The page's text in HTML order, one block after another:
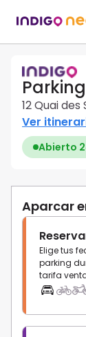
12 Quai
Ver
Abierto
Aparcar
Elige tus
parking
tarifa